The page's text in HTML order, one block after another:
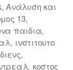
,Ανάλυση και
13,
παιδια,
, ινστιτουτο
,
, κοστος